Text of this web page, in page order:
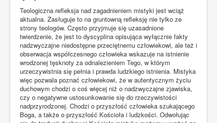
Teologiczna refleksja nad zagadnieniem mistyki jest wciąż
aktualna. Zasługuje to na gruntowną refleksję nie tylko ze
strony teologów. Często przyjmuje się uzasadnione
twierdzenie, że jest to dyscyplina opisująca wyłącznie fakty
nadzwyczajne niedostępne przeciętnemu człowiekowi, ale też i
obserwacja współczesnego człowieka wskazuje na istnienie
wrodzonej tęsknoty za odnalezieniem Tego, w którym
urzeczywistnia się pełnia i prawda ludzkiego istnienia. Mistyka
więc pozwala poznać człowiekowi, że w autentycznym życiu
duchowym chodzi o coś więcej niż o nadzwyczajne zjawiska,
czy o negatywne ustosunkowanie się do rzeczywistości
nadprzyrodzonej. Chodzi o przyszłość człowieka szukającego
Boga, a także o przyszłość Kościoła i ludzkości. Odwołując